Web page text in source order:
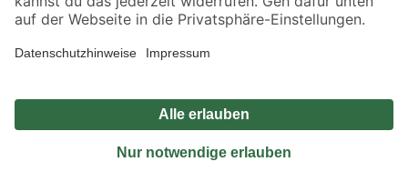
Alle Preisangaben in EUR inkl. gesetzl. MwSt.. Die dargestellten Angebote sind unter
Umständen nicht in allen Märkten verfügbar. Die angegebenen Verfügbarkeiten beziehen
Produkte nur solange der Vorrat reicht.
*Paketversand ab 59 € versandkostenfrei, gilt nicht für Artikel mit Speditionsversand, hier
Privatsphäre Impressum
Nutzungsbedingungen
Widerrufsrecht
Vertrag widerrufen